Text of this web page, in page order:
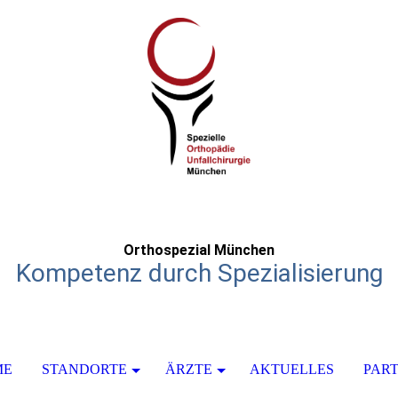
Orthospezial München
Kompetenz durch Spezialisierung
STANDORTE ÄRZTE AKTUELLES